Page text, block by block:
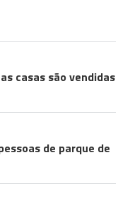
casas são vendidas
de parque de